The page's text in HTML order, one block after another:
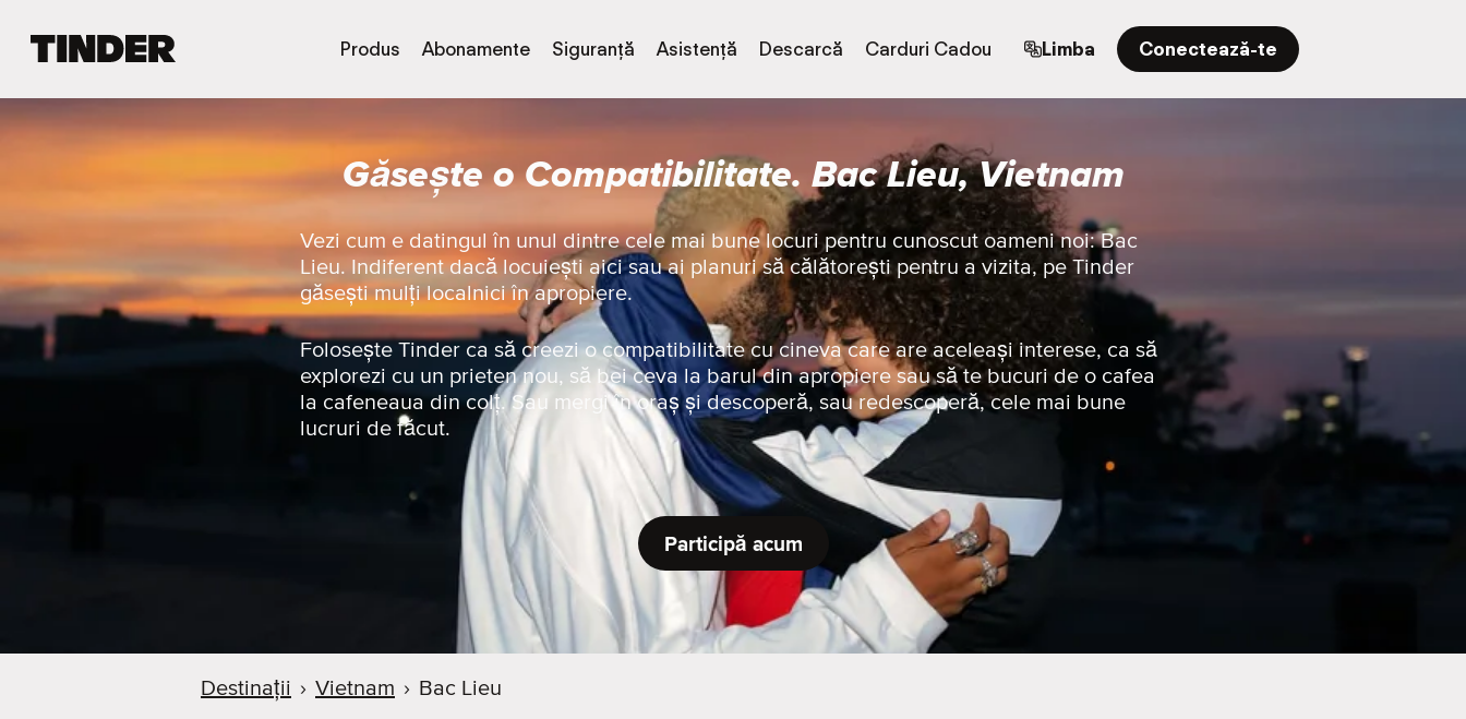
ă
r
Produs Abonamente Siguranță Asistență Descarcă Carduri Cadou Limba Conectează-te
Găsește o Compatibilitate. Bac Lieu, Vietnam
Vezi cum e datingul în unul dintre cele mai bune locuri pentru cunoscut oameni noi: Bac
Lieu. Indiferent dacă locuiești aici sau ai planuri să călătorești pentru a vizita, pe Tinder
găsești mulți localnici în apropiere.
Folosește Tinder ca să creezi o compatibilitate cu cineva care are aceleași interese, ca să
explorezi cu un prieten nou, să bei ceva la barul din apropiere sau să te bucuri de o cafea
la cafeneaua din colț. Sau mergi în oraș și descoperă, sau redescoperă, cele mai bune
lucruri de făcut.
Participă acum
Destinații › Vietnam › Bac Lieu